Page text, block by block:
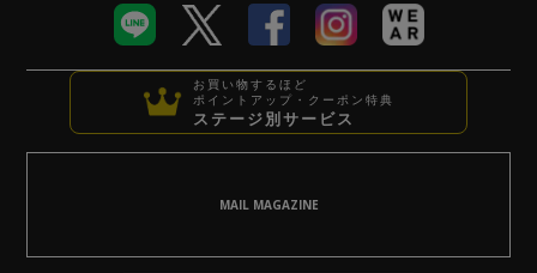
お買い物するほど
ポイントアップ・クーポン特典
ステージ別サービス
MAIL MAGAZINE